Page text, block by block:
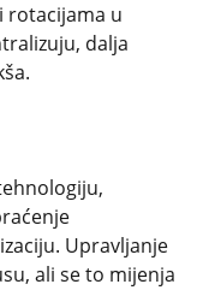
rotacijama u
dalja
Upravljanje
ali se to mijenja